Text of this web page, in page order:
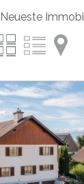
Neueste